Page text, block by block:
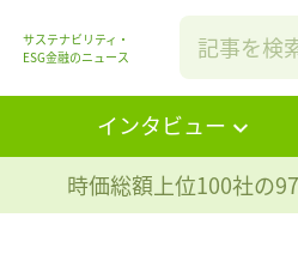
サステナビリティ・
ESG金融のニュース
インタビュー
時価総額上位100社の